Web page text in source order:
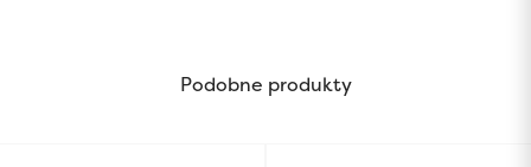
Podobne produkty